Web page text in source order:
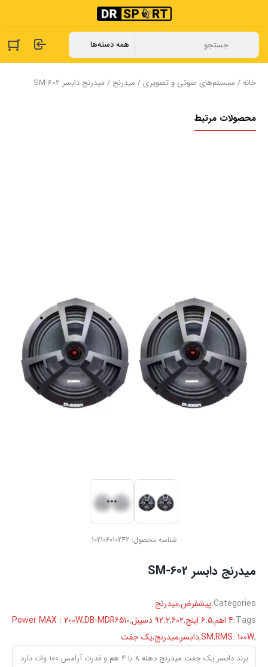
خانه/ سیستم‌های صوتی و تصویری/ میدرنج / میدرنج دابسر SM-602
محصولات مرتبط
شناسه محصول:102106010242
میدرنج دابسر SM-602
Categories:پیشفرض,میدرنج
Tags: 4 اهم ,6.5 اینچ ,
602
,92.2 دسیبل ,
DB-MDR6510
,
Power MAX : 200W
,
RMS: 100W
,
SM
,دابسر,میدرنج,یک جفت
برند دابسر یک جفت میدرنج دهنه 8 با 4 هم و قدرت آرامس 100 وات دارد